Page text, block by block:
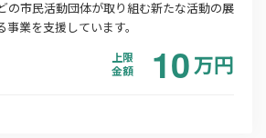
の市民活動団体が取り組む新たな活動の展
業を支援しています。
上限
金額
10万円